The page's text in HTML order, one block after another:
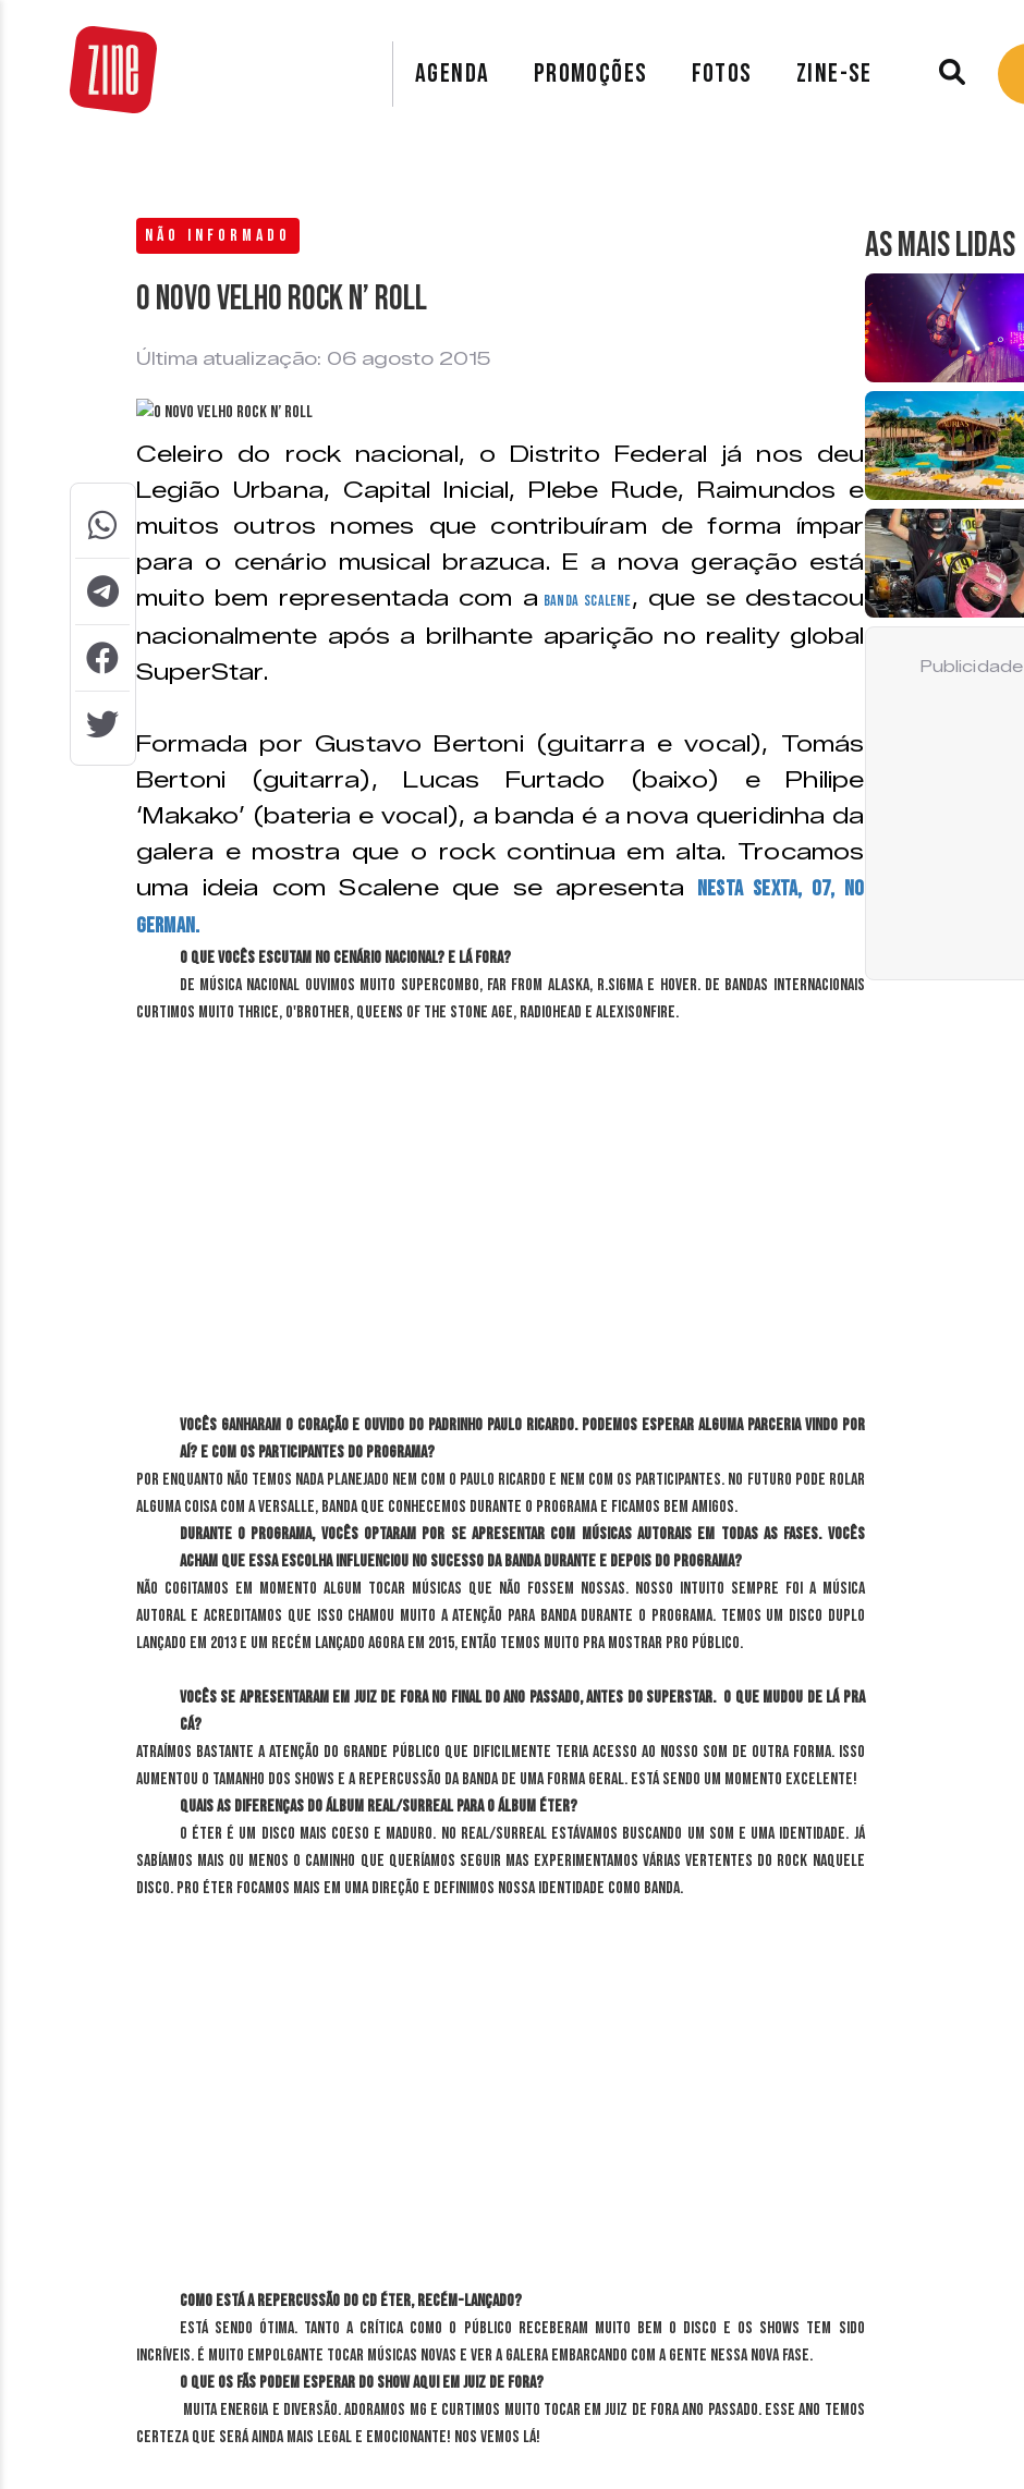
AGENDA PROMOÇÕES FOTOS ZINE-SE
NÃO INFORMADO
O novo velho Rock n’ Roll
Última atualização: 06 agosto 2015
Celeiro do rock nacional, o Distrito Federal já nos deu
Legião Urbana, Capital Inicial, Plebe Rude, Raimundos e
muitos outros nomes que contribuíram de forma ímpar
para o cenário musical brazuca. E a nova geração está
muito bem representada com a banda Scalene, que se destacou
nacionalmente após a brilhante aparição no reality global
SuperStar.
Formada por Gustavo Bertoni (guitarra e vocal), Tomás
Bertoni (guitarra), Lucas Furtado (baixo) e Philipe
‘Makako’ (bateria e vocal), a banda é a nova queridinha da
galera e mostra que o rock continua em alta. Trocamos
uma ideia com Scalene que se apresenta nesta sexta, 07, no
German.
O que vocês escutam no cenário nacional? E lá fora?
De música nacional ouvimos muito Supercombo, Far From Alaska, R.Sigma e Hover. De bandas internacionais
curtimos muito Thrice, O'Brother, Queens of the Stone Age, Radiohead e Alexisonfire.
Vocês ganharam o coração e ouvido do padrinho Paulo Ricardo. Podemos esperar alguma parceria vindo por
aí? E com os participantes do programa?
Por enquanto não temos nada planejado nem com o Paulo Ricardo e nem com os participantes. No futuro pode rolar
alguma coisa com a Versalle, banda que conhecemos durante o programa e ficamos bem amigos.
Durante o programa, vocês optaram por se apresentar com músicas autorais em todas as fases. Vocês
acham que essa escolha influenciou no sucesso da banda durante e depois do programa?
Não cogitamos em momento algum tocar músicas que não fossem nossas. Nosso intuito sempre foi a música
autoral e acreditamos que isso chamou muito a atenção para banda durante o programa. Temos um disco duplo
lançado em 2013 e um recém lançado agora em 2015, então temos muito pra mostrar pro público.
Vocês se apresentaram em Juiz de Fora no final do ano passado, antes do SuperStar. O que mudou de lá pra
cá?
Atraímos bastante a atenção do grande público que dificilmente teria acesso ao nosso som de outra forma. Isso
aumentou o tamanho dos shows e a repercussão da banda de uma forma geral. Está sendo um momento excelente!
Quais as diferenças do álbum Real/Surreal para o álbum Éter?
O ÉTER é um disco mais coeso e maduro. No Real/Surreal estávamos buscando um som e uma identidade. Já
sabíamos mais ou menos o caminho que queríamos seguir mas experimentamos várias vertentes do rock naquele
disco. Pro ÉTER focamos mais em uma direção e definimos nossa identidade como banda.
Como está a repercussão do CD Éter, recém-lançado?
Está sendo ótima. Tanto a crítica como o público receberam muito bem o disco e os shows tem sido
incríveis. É muito empolgante tocar músicas novas e ver a galera embarcando com a gente nessa nova fase.
O que os fãs podem esperar do show aqui em Juiz de Fora?
Muita energia e diversão. Adoramos MG e curtimos muito tocar em Juiz de Fora ano passado. Esse ano temos
certeza que será ainda mais legal e emocionante! Nos vemos lá!
AS MAIS LIDAS
Publicidade